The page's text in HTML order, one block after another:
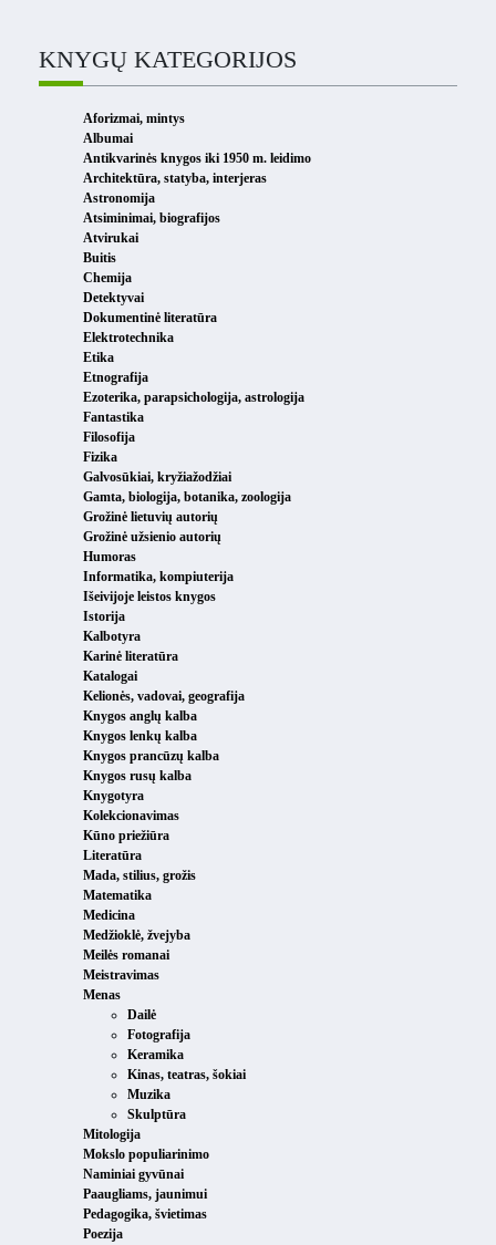
KNYGŲ KATEGORIJOS
Aforizmai, mintys
Albumai
Antikvarinės knygos iki 1950 m. leidimo
Architektūra, statyba, interjeras
Astronomija
Atsiminimai, biografijos
Atvirukai
Buitis
Chemija
Detektyvai
Dokumentinė literatūra
Elektrotechnika
Etika
Etnografija
Ezoterika, parapsichologija, astrologija
Fantastika
Filosofija
Fizika
Galvosūkiai, kryžiažodžiai
Gamta, biologija, botanika, zoologija
Grožinė lietuvių autorių
Grožinė užsienio autorių
Humoras
Informatika, kompiuterija
Išeivijoje leistos knygos
Istorija
Kalbotyra
Karinė literatūra
Katalogai
Kelionės, vadovai, geografija
Knygos anglų kalba
Knygos lenkų kalba
Knygos prancūzų kalba
Knygos rusų kalba
Knygotyra
Kolekcionavimas
Kūno priežiūra
Literatūra
Mada, stilius, grožis
Matematika
Medicina
Medžioklė, žvejyba
Meilės romanai
Meistravimas
Menas
Dailė
Fotografija
Keramika
Kinas, teatras, šokiai
Muzika
Skulptūra
Mitologija
Mokslo populiarinimo
Naminiai gyvūnai
Paaugliams, jaunimui
Pedagogika, švietimas
Poezija